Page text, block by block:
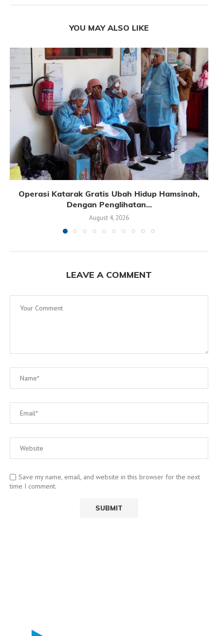
YOU MAY ALSO LIKE
Operasi Katarak Gratis Ubah Hidup Hamsinah,
Dengan Penglihatan...
August 4, 2026
LEAVE A COMMENT
Save my name, email, and website in this browser for the next
time I comment.